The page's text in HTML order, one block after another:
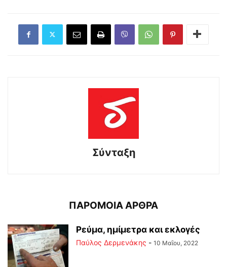
Σύνταξη
ΠΑΡΟΜΟΙΑ ΑΡΘΡΑ
Ρεύμα, ημίμετρα και εκλογές
Παύλος Δερμενάκης - 10 Μαΐου, 2022